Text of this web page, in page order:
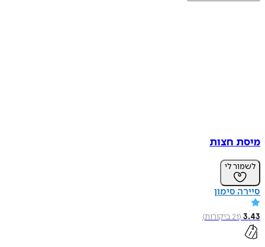
מיסת חצות
לשמור לי
סיירה סימון
3.43
(
21ביקורות)